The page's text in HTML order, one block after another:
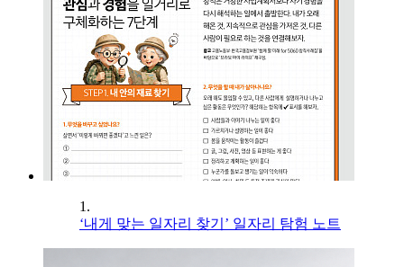
1.
‘내게 맞는 일자리 찾기’ 일자리 탐험 노트